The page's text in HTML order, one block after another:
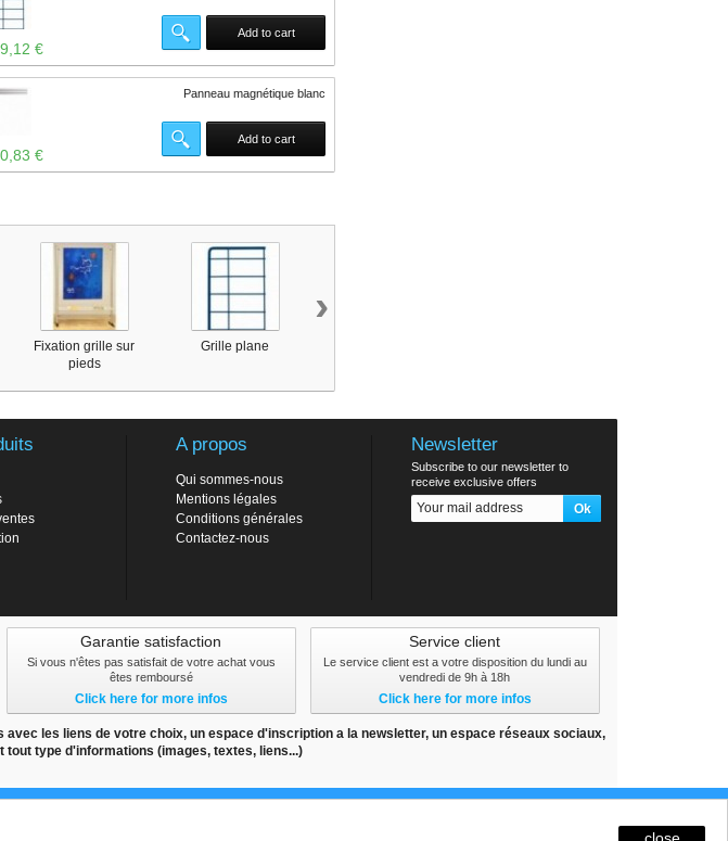
€
Add to cart
Panneau magnétique blanc
€
Add to cart
Fixation grille sur
pieds
Grille plane
›
A propos
Qui sommes-nous
Mentions légales
Conditions générales
Contactez-nous
Newsletter
Subscribe to our newsletter to
receive exclusive offers
Garantie satisfaction
Si vous n'êtes pas satisfait de votre achat vous
êtes remboursé
Click here for more infos
Service client
Le service client est a votre disposition du lundi au
vendredi de 9h à 18h
Click here for more infos
les liens de votre choix, un espace d'inscription a la newsletter, un espace réseaux sociaux,
type d'informations (images, textes, liens...)